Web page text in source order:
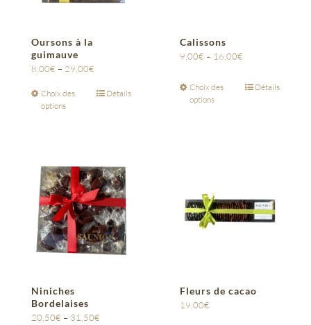
Oursons à la
guimauve
8,00€ – 29,00€
Choix des
options
Détails
Calissons
9,00€ – 16,00€
Choix des
options
Détails
Niniches
Bordelaises
20,50€ – 31,50€
Fleurs de cacao
19,00€